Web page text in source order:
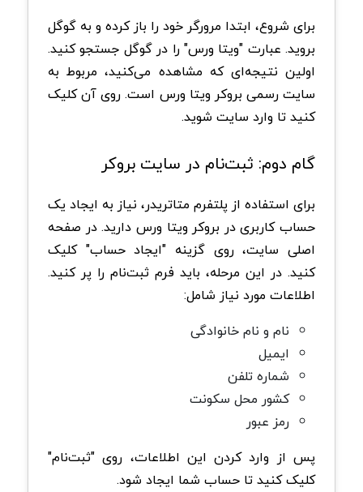
برای شروع، ابتدا مرورگر خود را باز کرده و به گوگل
بروید. عبارت "ویتا ورس" را در گوگل جستجو کنید.
اولین نتیجه‌ای که مشاهده می‌کنید، مربوط به
سایت رسمی بروکر ویتا ورس است. روی آن کلیک
کنید تا وارد سایت شوید.
گام دوم: ثبت‌نام در سایت بروکر
برای استفاده از پلتفرم متاتریدر، نیاز به ایجاد یک
حساب کاربری در بروکر ویتا ورس دارید. در صفحه
اصلی سایت، روی گزینه "ایجاد حساب" کلیک
کنید. در این مرحله، باید فرم ثبت‌نام را پر کنید.
اطلاعات مورد نیاز شامل:
نام و نام خانوادگی
ایمیل
شماره تلفن
کشور محل سکونت
رمز عبور
پس از وارد کردن این اطلاعات، روی "ثبت‌نام"
کلیک کنید تا حساب شما ایجاد شود.